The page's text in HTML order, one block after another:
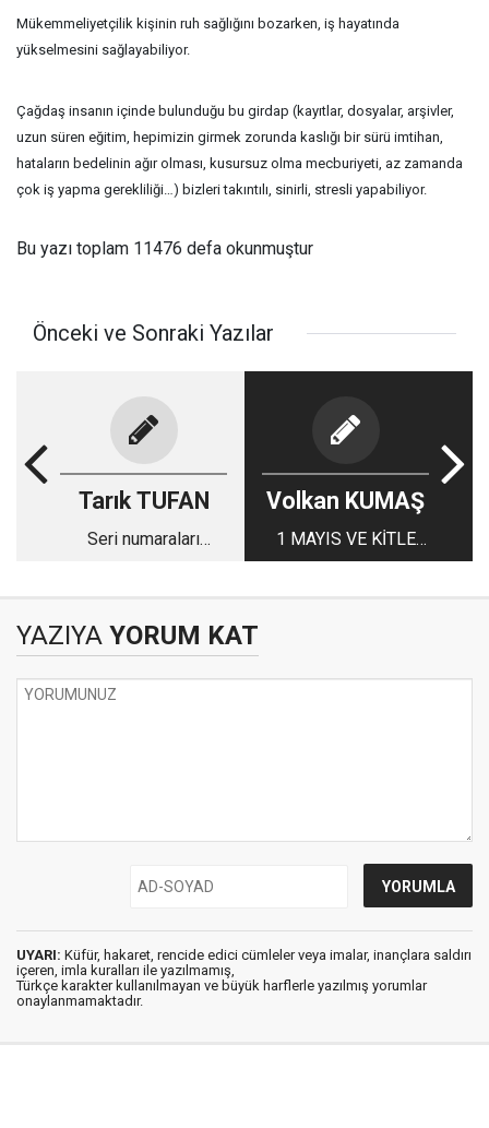
Mükemmeliyetçilik kişinin ruh sağlığını bozarken, iş hayatında
yükselmesini sağlayabiliyor.
Çağdaş insanın içinde bulunduğu bu girdap (kayıtlar, dosyalar, arşivler,
uzun süren eğitim, hepimizin girmek zorunda kaslığı bir sürü imtihan,
hataların bedelinin ağır olması, kusursuz olma mecburiyeti, az zamanda
çok iş yapma gerekliliği…) bizleri takıntılı, sinirli, stresli yapabiliyor.
Bu yazı toplam 11476 defa okunmuştur
Önceki ve Sonraki Yazılar
Tarık TUFAN
Seri numaraları
Volkan KUMAŞ
1 MAYIS VE KİTLE
PSİKOLOJİSİ
YAZIYA YORUM KAT
UYARI: Küfür, hakaret, rencide edici cümleler veya imalar, inançlara saldırı
içeren, imla kuralları ile yazılmamış,
Türkçe karakter kullanılmayan ve büyük harflerle yazılmış yorumlar
onaylanmamaktadır.